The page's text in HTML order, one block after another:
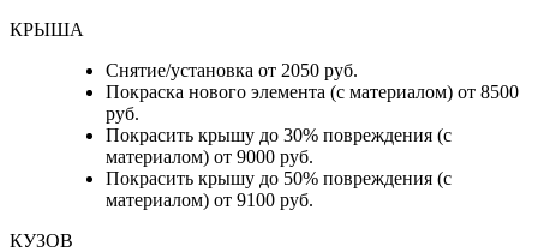
КРЫША
Снятие/установка от 2050 руб.
Покраска нового элемента (с материалом) от 8500
руб.
Покрасить крышу до 30% повреждения (с
материалом) от 9000 руб.
Покрасить крышу до 50% повреждения (с
материалом) от 9100 руб.
КУЗОВ